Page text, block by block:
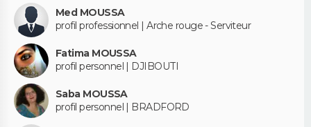
Med MOUSSA
profil professionnel | Arche rouge - Serviteur
Fatima MOUSSA
profil personnel | DJIBOUTI
Saba MOUSSA
profil personnel | BRADFORD